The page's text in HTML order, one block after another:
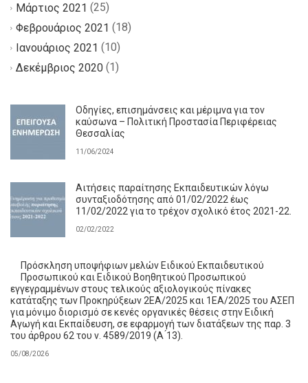
Μάρτιος 2021 (25)
Φεβρουάριος 2021 (18)
Ιανουάριος 2021 (10)
Δεκέμβριος 2020 (1)
Οδηγίες, επισημάνσεις και μέριμνα για τον
καύσωνα – Πολιτική Προστασία Περιφέρειας
Θεσσαλίας
11/06/2024
Αιτήσεις παραίτησης Εκπαιδευτικών λόγω
συνταξιοδότησης από 01/02/2022 έως
11/02/2022 για το τρέχον σχολικό έτος 2021-22.
02/02/2022
Πρόσκληση υποψήφιων μελών Ειδικού Εκπαιδευτικού
Προσωπικού και Ειδικού Βοηθητικού Προσωπικού
εγγεγραμμένων στους τελικούς αξιολογικούς πίνακες
κατάταξης των Προκηρύξεων 2ΕΑ/2025 και 1ΕΑ/2025 του ΑΣΕΠ
για μόνιμο διορισμό σε κενές οργανικές θέσεις στην Ειδική
Αγωγή και Εκπαίδευση, σε εφαρμογή των διατάξεων της παρ. 3
του άρθρου 62 του ν. 4589/2019 (Α ́13).
05/08/2026